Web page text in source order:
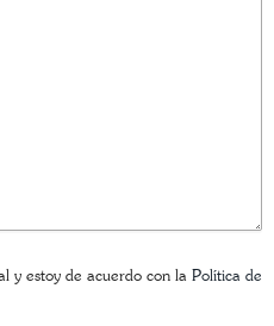
y estoy de acuerdo con la Política de